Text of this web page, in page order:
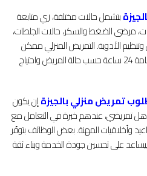
بتشمل حالات مختلفة، زي متابعة
مرضى الضغط والسكر، حالات الجلطات،
الأدوية. التمريض المنزلي ممكن
يكون بنظام 8 ساعات، 12 ساعة، أو إقامة 24 ساعة حسب حالة المريض واحتياج
تمريض منزلي بالجيزةإن يكون
تمريضي، عندهم خبرة في التعامل مع
وأخلاقيات المهنة. بعض الوظائف بتوفّر
على تحسين جودة الخدمة وبناء ثقة